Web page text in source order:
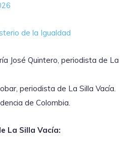
de la Igualdad
José Quintero, periodista de La
periodista de La Silla Vacía.
de Colombia.
La Silla Vacía: